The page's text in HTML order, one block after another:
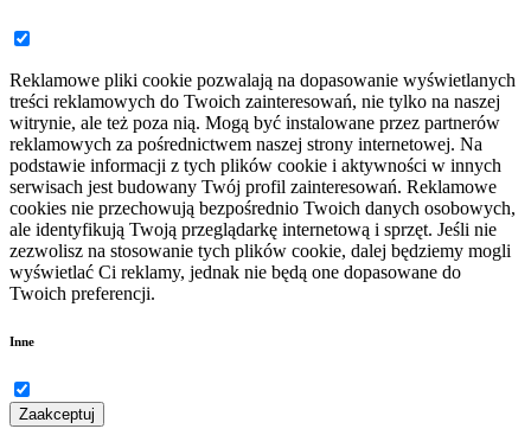
Reklamowe pliki cookie pozwalają na dopasowanie wyświetlanych
treści reklamowych do Twoich zainteresowań, nie tylko na naszej
witrynie, ale też poza nią. Mogą być instalowane przez partnerów
reklamowych za pośrednictwem naszej strony internetowej. Na
podstawie informacji z tych plików cookie i aktywności w innych
serwisach jest budowany Twój profil zainteresowań. Reklamowe
cookies nie przechowują bezpośrednio Twoich danych osobowych,
ale identyfikują Twoją przeglądarkę internetową i sprzęt. Jeśli nie
zezwolisz na stosowanie tych plików cookie, dalej będziemy mogli
wyświetlać Ci reklamy, jednak nie będą one dopasowane do
Twoich preferencji.
Inne
Zaakceptuj